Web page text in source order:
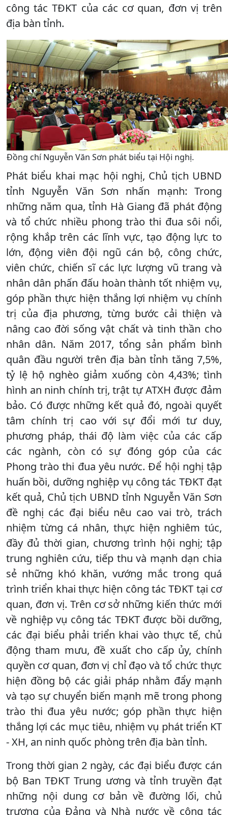
công tác TĐKT của các cơ quan, đơn vị trên
địa bàn tỉnh.
Đồng chí Nguyễn Văn Sơn phát biểu tại Hội nghị.
Phát biểu khai mạc hội nghị, Chủ tịch UBND
tỉnh Nguyễn Văn Sơn nhấn mạnh: Trong
những năm qua, tỉnh Hà Giang đã phát động
và tổ chức nhiều phong trào thi đua sôi nổi,
rộng khắp trên các lĩnh vực, tạo động lực to
lớn, động viên đội ngũ cán bộ, công chức,
viên chức, chiến sĩ các lực lượng vũ trang và
nhân dân phấn đấu hoàn thành tốt nhiệm vụ,
góp phần thực hiện thắng lợi nhiệm vụ chính
trị của địa phương, từng bước cải thiện và
nâng cao đời sống vật chất và tinh thần cho
nhân dân. Năm 2017, tổng sản phẩm bình
quân đầu người trên địa bàn tỉnh tăng 7,5%,
tỷ lệ hộ nghèo giảm xuống còn 4,43%; tình
hình an ninh chính trị, trật tự ATXH được đảm
bảo. Có được những kết quả đó, ngoài quyết
tâm chính trị cao với sự đổi mới tư duy,
phương pháp, thái độ làm việc của các cấp
các ngành, còn có sự đóng góp của các
Phong trào thi đua yêu nước. Để hội nghị tập
huấn bồi, dưỡng nghiệp vụ công tác TĐKT đạt
kết quả, Chủ tịch UBND tỉnh Nguyễn Văn Sơn
đề nghị các đại biểu nêu cao vai trò, trách
nhiệm từng cá nhân, thực hiện nghiêm túc,
đầy đủ thời gian, chương trình hội nghị; tập
trung nghiên cứu, tiếp thu và mạnh dạn chia
sẻ những khó khăn, vướng mắc trong quá
trình triển khai thực hiện công tác TĐKT tại cơ
quan, đơn vị. Trên cơ sở những kiến thức mới
về nghiệp vụ công tác TĐKT được bồi dưỡng,
các đại biểu phải triển khai vào thực tế, chủ
động tham mưu, đề xuất cho cấp ủy, chính
quyền cơ quan, đơn vị chỉ đạo và tổ chức thực
hiện đồng bộ các giải pháp nhằm đẩy mạnh
và tạo sự chuyển biến mạnh mẽ trong phong
trào thi đua yêu nước; góp phần thực hiện
thắng lợi các mục tiêu, nhiệm vụ phát triển KT
- XH, an ninh quốc phòng trên địa bàn tỉnh.
Trong thời gian 2 ngày, các đại biểu được cán
bộ Ban TĐKT Trung ương và tỉnh truyền đạt
những nội dung cơ bản về đường lối, chủ
trương của Đảng và Nhà nước về công tác